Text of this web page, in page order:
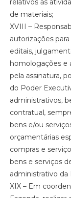
relativos às
de materiais;
XVIII –
autorizações
editais,
homologações e
pela assinatura,
do Poder
administrativos,
contratual,
bens e/ou
orçamentárias
compras e
bens e serviços
administrativo da
XIX – Em